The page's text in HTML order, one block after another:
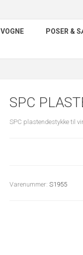
VOGNE POSER &
SPC
SPC plastendestykke til
Varenummer: S1955